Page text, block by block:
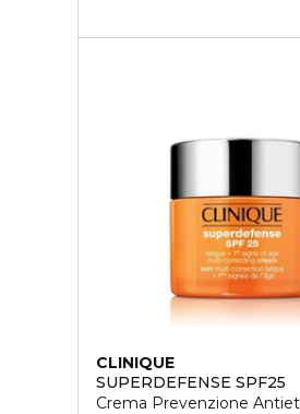
CLINIQUE
SUPERDEFENSE SPF25
Crema Prevenzione